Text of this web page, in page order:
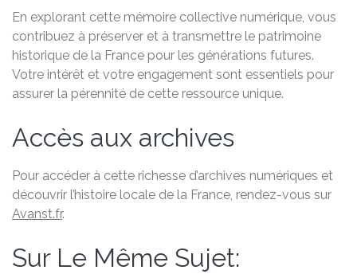
En explorant cette mémoire collective numérique, vous
contribuez à préserver et à transmettre le patrimoine
historique de la France pour les générations futures.
Votre intérêt et votre engagement sont essentiels pour
assurer la pérennité de cette ressource unique.
Accès aux archives
Pour accéder à cette richesse d’archives numériques et
découvrir l’histoire locale de la France, rendez-vous sur
Avanst.fr.
Sur Le Même Sujet: